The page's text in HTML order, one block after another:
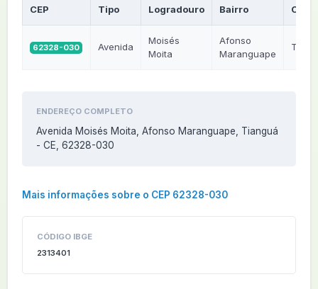
CEP Tipo Logradouro Bairro
62328-030 Avenida
Moisés
Moita
Afonso
Maranguape
ENDEREÇO COMPLETO
Avenida Moisés Moita, Afonso Maranguape, Tianguá
- CE, 62328-030
Mais informações sobre o CEP 62328-030
CÓDIGO IBGE
2313401